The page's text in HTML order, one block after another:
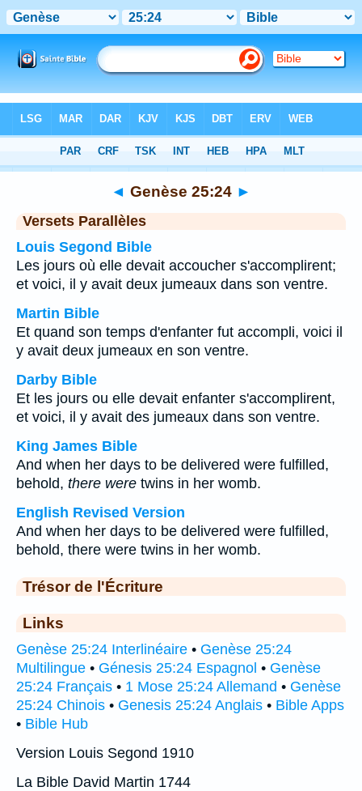
Chapitre 25 > Verset 24
◄ Genèse 25:24 ►
Versets Parallèles
Louis Segond Bible
Les jours où elle devait accoucher s'accomplirent;
et voici, il y avait deux jumeaux dans son ventre.
Martin Bible
Et quand son temps d'enfanter fut accompli, voici il
y avait deux jumeaux en son ventre.
Darby Bible
Et les jours ou elle devait enfanter s'accomplirent,
et voici, il y avait des jumeaux dans son ventre.
King James Bible
And when her days to be delivered were fulfilled,
behold, there were twins in her womb.
English Revised Version
And when her days to be delivered were fulfilled,
behold, there were twins in her womb.
Trésor de l'Écriture
Links
Genèse 25:24 Interlinéaire • Genèse 25:24
Multilingue • Génesis 25:24 Espagnol • Genèse
25:24 Français • 1 Mose 25:24 Allemand • Genèse
25:24 Chinois • Genesis 25:24 Anglais • Bible Apps
• Bible Hub
Version Louis Segond 1910
La Bible David Martin 1744